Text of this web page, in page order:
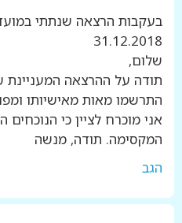
בעקבות הרצאה שנתתי
31.12.2018
שלום,
תודה על ההרצאה המעניינת
התרשמו מאות מאישיותו
אני מוכרח לציין כי
המקסימה. תודה, מנשה
הגב